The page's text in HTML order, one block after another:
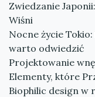
Zwiedzanie
Wiśni
Nocne życie
warto odwiedzić
Projektowanie
Elementy, które
Biophilic design w